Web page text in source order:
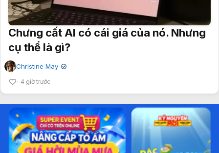
Chưng cất AI có cái giá của nó. Nhưng
cụ thể là gì?
Christine May ✔
4 giờ trước